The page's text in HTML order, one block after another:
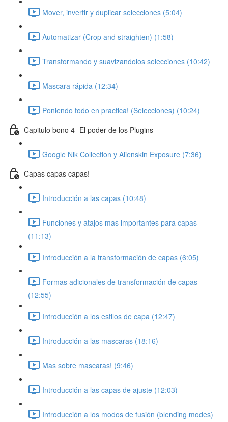
Mover, invertir y duplicar selecciones (5:04)
Automatizar (Crop and straighten) (1:58)
Transformando y suavizandolos selecciones (10:42)
Mascara rápida (12:34)
Poniendo todo en practica! (Selecciones) (10:24)
Capitulo bono 4- El poder de los Plugins
Google Nik Collection y Alienskin Exposure (7:36)
Capas capas capas!
Introducción a las capas (10:48)
Funciones y atajos mas importantes para capas
(11:13)
Introducción a la transformación de capas (6:05)
Formas adicionales de transformación de capas
(12:55)
Introducción a los estilos de capa (12:47)
Introducción a las mascaras (18:16)
Mas sobre mascaras! (9:46)
Introducción a las capas de ajuste (12:03)
Introducción a los modos de fusión (blending modes)